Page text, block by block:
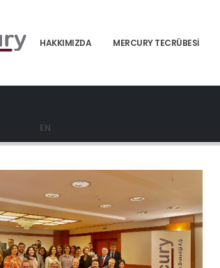
HAKKIMIZDA MERCURY TECRÜBESI
EN